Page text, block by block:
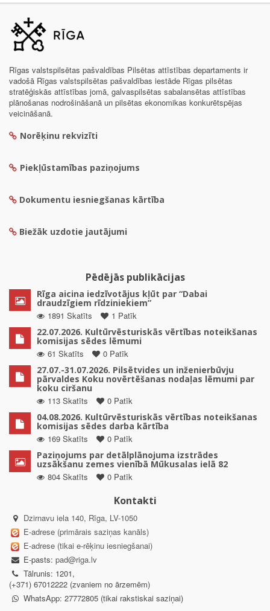
Rīgas valstspilsētas pašvaldības Pilsētas attīstības departaments ir
vadošā Rīgas valstspilsētas pašvaldības iestāde Rīgas pilsētas
stratēģiskās attīstības jomā, galvaspilsētas sabalansētas attīstības
plānošanas nodrošināšanā un pilsētas ekonomikas konkurētspējas
veicināšanā.
Norēķinu rekvizīti
Piekļūstamības paziņojums
Dokumentu iesniegšanas kārtība
Biežāk uzdotie jautājumi
Pēdējās publikācijas
Rīga aicina iedzīvotājus kļūt par “Dabai
draudzīgiem rīdziniekiem”
1891 Skatīts
1 Patīk
22.07.2026. Kultūrvēsturiskās vērtības noteikšanas
komisijas sēdes lēmumi
61 Skatīts
0 Patīk
27.07.-31.07.2026. Pilsētvides un inženierbūvju
pārvaldes Koku novērtēšanas nodaļas lēmumi par
koku ciršanu
113 Skatīts
0 Patīk
04.08.2026. Kultūrvēsturiskās vērtības noteikšanas
komisijas sēdes darba kārtība
169 Skatīts
0 Patīk
Paziņojums par detālplānojuma izstrādes
uzsākšanu zemes vienībā Mūkusalas ielā 82
804 Skatīts
0 Patīk
Kontakti
Dzirnavu iela 140, Rīga, LV-1050
E-adrese (primārais saziņas kanāls)
E-adrese (tikai e-rēķinu iesniegšanai)
E-pasts: pad@riga.lv
Tālrunis: 1201,
(+371) 67012222 (zvaniem no ārzemēm)
WhatsApp: 27772805 (tikai rakstiskai saziņai)